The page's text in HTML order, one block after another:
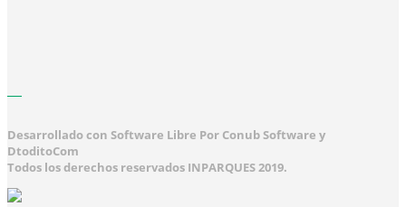
Desarrollado con Software Libre Por Conub Software y
DtoditoCom
Todos los derechos reservados INPARQUES 2019.